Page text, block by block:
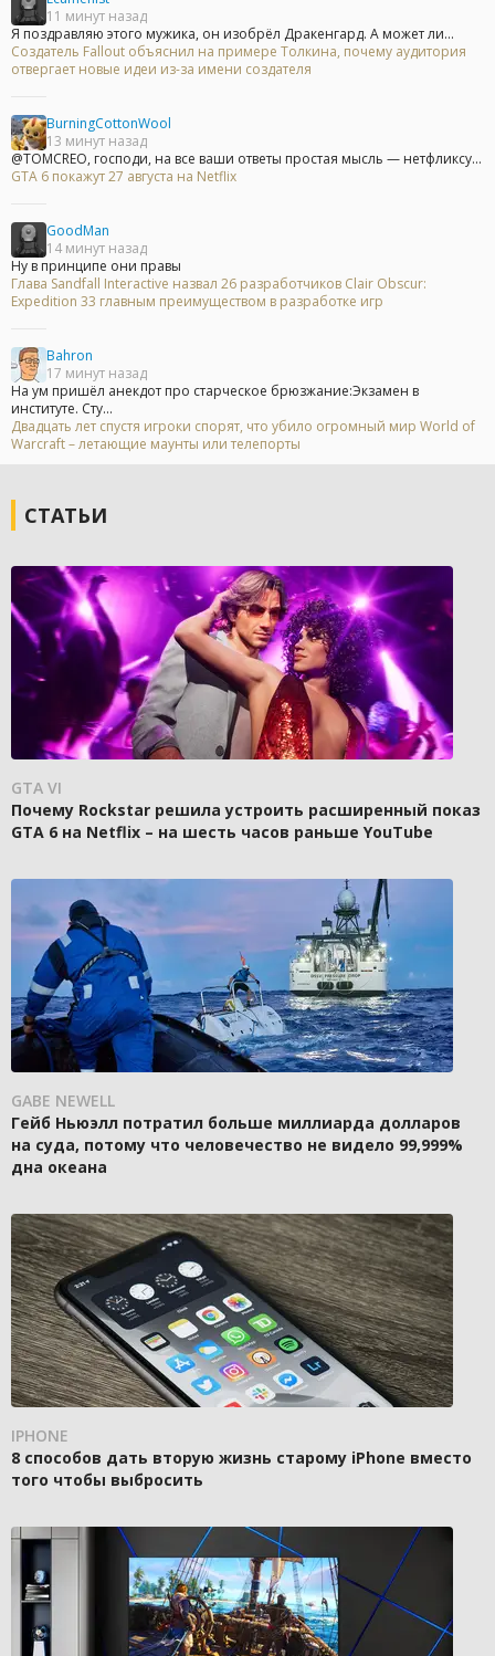
11 минут назад
Я поздравляю этого мужика, он изобрёл Дракенгард. А может ли...
Создатель Fallout объяснил на примере Толкина, почему аудитория
отвергает новые идеи из-за имени создателя
BurningCottonWool
13 минут назад
@TOMCREO, господи, на все ваши ответы простая мысль — нетфликсу...
GTA 6 покажут 27 августа на Netflix
GoodMan
14 минут назад
Ну в принципе они правы
Глава Sandfall Interactive назвал 26 разработчиков Clair Obscur:
Expedition 33 главным преимуществом в разработке игр
Bahron
17 минут назад
На ум пришёл анекдот про старческое брюзжание:Экзамен в
институте. Сту...
Двадцать лет спустя игроки спорят, что убило огромный мир World of
Warcraft – летающие маунты или телепорты
СТАТЬИ
GTA VI
Почему Rockstar решила устроить расширенный показ
GTA 6 на Netflix – на шесть часов раньше YouTube
GABE NEWELL
Гейб Ньюэлл потратил больше миллиарда долларов
на суда, потому что человечество не видело 99,999%
дна океана
IPHONE
8 способов дать вторую жизнь старому iPhone вместо
того чтобы выбросить